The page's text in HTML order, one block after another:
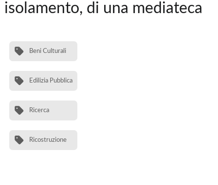
isolamento, di una mediateca
Beni Culturali
Edilizia Pubblica
Ricerca
Ricostruzione